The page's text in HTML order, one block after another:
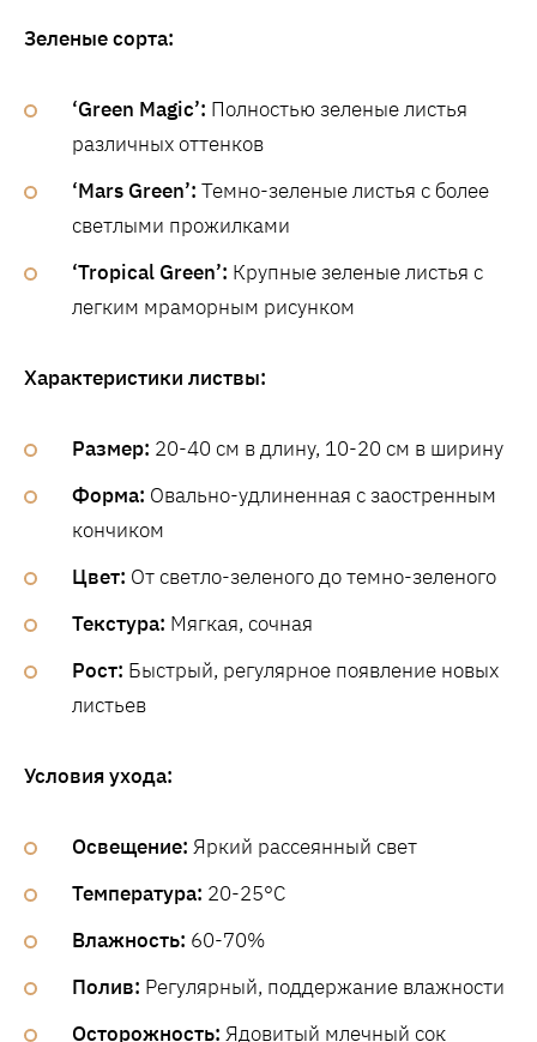
Зеленые сорта:
‘Green Magic’: Полностью зеленые листья
различных оттенков
‘Mars Green’: Темно-зеленые листья с более
светлыми прожилками
‘Tropical Green’: Крупные зеленые листья с
легким мраморным рисунком
Характеристики листвы:
Размер: 20-40 см в длину, 10-20 см в ширину
Форма: Овально-удлиненная с заостренным
кончиком
Цвет: От светло-зеленого до темно-зеленого
Текстура: Мягкая, сочная
Рост: Быстрый, регулярное появление новых
листьев
Условия ухода:
Освещение: Яркий рассеянный свет
Температура: 20-25°C
Влажность: 60-70%
Полив: Регулярный, поддержание влажности
Осторожность: Ядовитый млечный сок